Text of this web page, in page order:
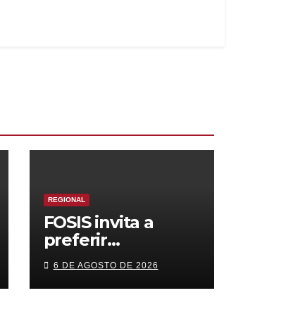
REGIONAL
FOSIS invita a
preferir
emprendimientos
locales para
regalar en el Día
6 DE AGOSTO DE 2026